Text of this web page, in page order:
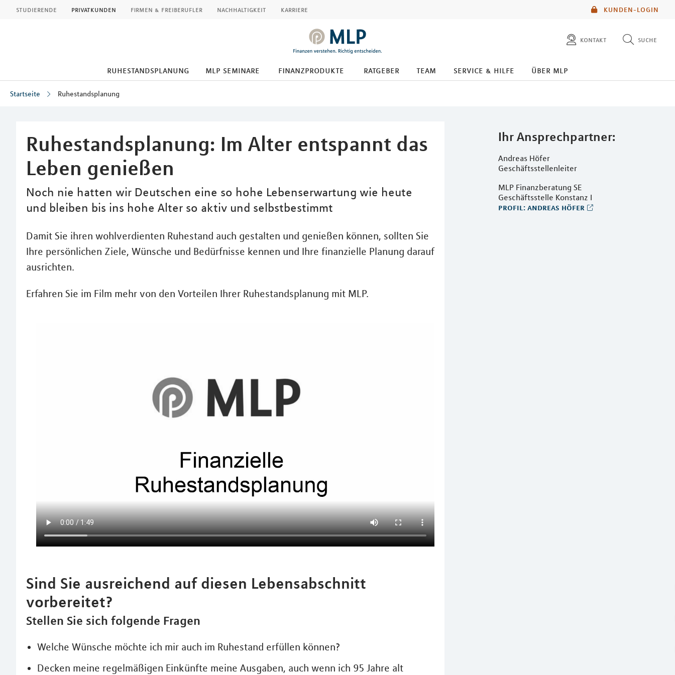
KUNDEN-LOGIN
studierende privatkunden firmen & freiberufler nachhaltigkeit karriere
kontakt suche
diese website durchsuchen
ruhestandsplanung mlp seminare finanzprodukte ratgeber team service & hilfe über mlp
Startseite Ruhestandsplanung
Ruhestandsplanung: Im Alter entspannt das
Leben genießen
Noch nie hatten wir Deutschen eine so hohe Lebenserwartung wie heute
und bleiben bis ins hohe Alter so aktiv und selbstbestimmt
Damit Sie ihren wohlverdienten Ruhestand auch gestalten und genießen können, sollten Sie
Ihre persönlichen Ziele, Wünsche und Bedürfnisse kennen und Ihre finanzielle Planung darauf
ausrichten.
Erfahren Sie im Film mehr von den Vorteilen Ihrer Ruhestandsplanung mit MLP.
Sind Sie ausreichend auf diesen Lebensabschnitt
vorbereitet?
Stellen Sie sich folgende Fragen
Welche Wünsche möchte ich mir auch im Ruhestand erfüllen können?
Decken meine regelmäßigen Einkünfte meine Ausgaben, auch wenn ich 95 Jahre alt
Ihr Ansprechpartner:
Andreas Höfer
Geschäftsstellenleiter
MLP Finanzberatung SE
Geschäftsstelle Konstanz I
profil: andreas höfer